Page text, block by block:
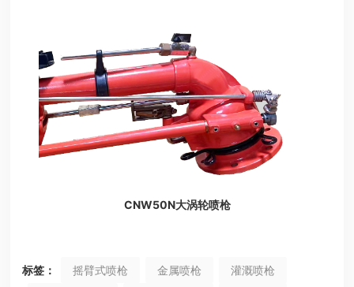
CNW50N大涡轮喷枪
标签： 摇臂式喷枪 金属喷枪
灌溉喷枪